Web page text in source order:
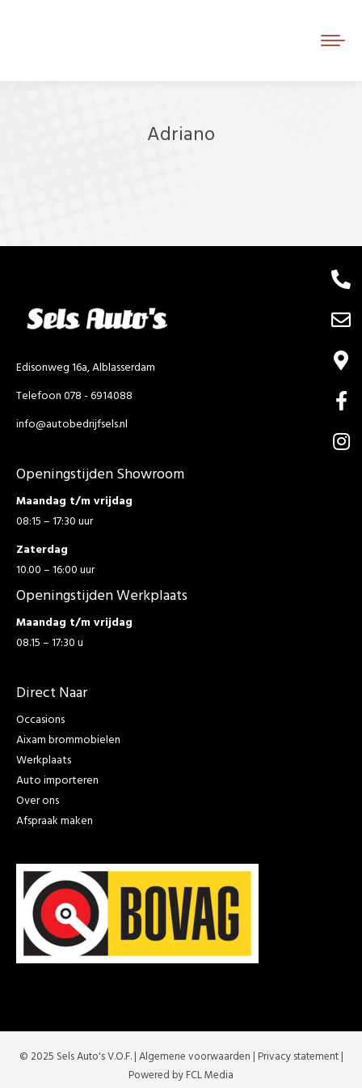
Adriano
Edisonweg 16a, Alblasserdam
Telefoon 078 - 6914088
info@autobedrijfsels.nl
Openingstijden Showroom
Maandag t/m vrijdag
08:15 – 17:30 uur
Zaterdag
10.00 – 16:00 uur
Openingstijden Werkplaats
Maandag t/m vrijdag
08.15 – 17:30 u
Direct Naar
Occasions
Aixam brommobielen
Werkplaats
Auto importeren
Over ons
Afspraak maken
© 2025 Sels Auto's V.O.F. |Algemene voorwaarden | Privacy statement|
Powered by FCL Media